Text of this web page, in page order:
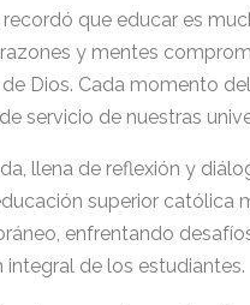
que educar es
y mentes
de Dios. Cada momento
servicio de nuestras
llena de reflexión y
superior católica
enfrentando
integral de los estudiantes.